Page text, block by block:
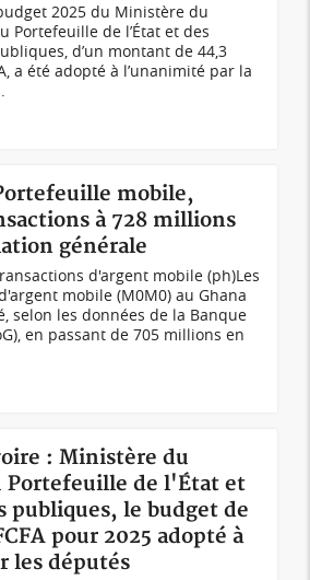
2025 du Ministère du
Portefeuille de l’État et des
d’un montant de 44,3
a été adopté à l’unanimité par la
mobile,
à 728 millions
générale
d'argent mobile (ph)Les
mobile (M0M0) au Ghana
selon les données de la Banque
en passant de 705 millions en
: Ministère du
Portefeuille de l'État et
publiques, le budget de
pour 2025 adopté à
les députés